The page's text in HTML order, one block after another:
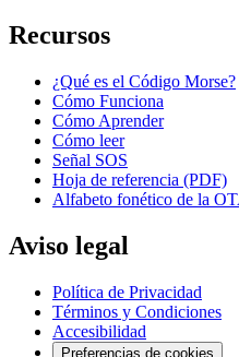
Recursos
¿Qué es el Código Morse?
Cómo Funciona
Cómo Aprender
Cómo leer
Señal SOS
Hoja de referencia (PDF)
Alfabeto fonético de la
Aviso legal
Política de Privacidad
Términos y Condiciones
Accesibilidad
Preferencias de cookies